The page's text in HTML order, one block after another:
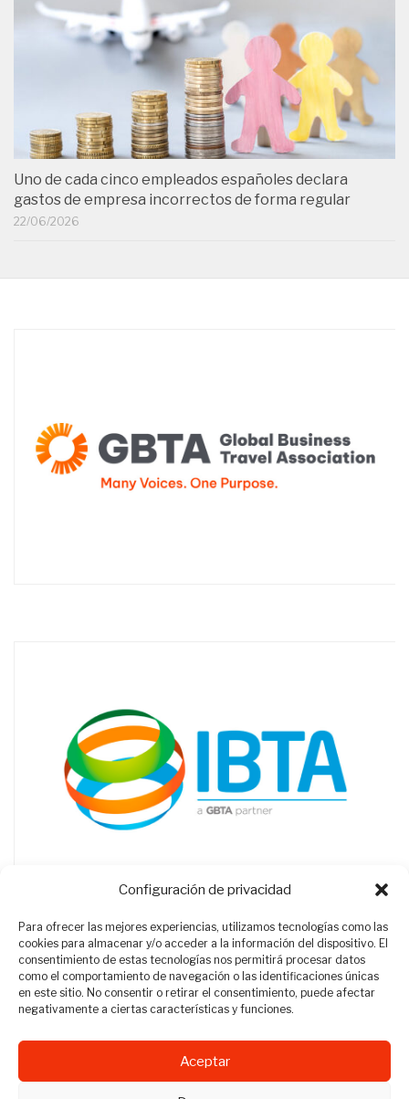
Configuración de privacidad
Para ofrecer las mejores experiencias, utilizamos tecnologías como las
cookies para almacenar y/o acceder a la información del dispositivo. El
consentimiento de estas tecnologías nos permitirá procesar datos
como el comportamiento de navegación o las identificaciones únicas
en este sitio. No consentir o retirar el consentimiento, puede afectar
negativamente a ciertas características y funciones.
Aceptar
Uno de cada cinco empleados españoles declara
gastos de empresa incorrectos de forma regular
22/06/2026
Revista Travel Manager © 2012 - 2026